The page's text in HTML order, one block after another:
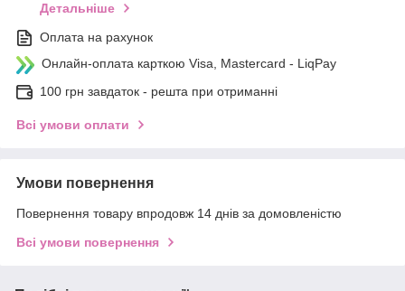
Детальніше
Оплата на рахунок
Онлайн-оплата карткою Visa, Mastercard - LiqPay
100 грн завдаток - решта при отриманні
Всі умови оплати
Умови повернення
Повернення товару впродовж 14 днів за домовленістю
Всі умови повернення